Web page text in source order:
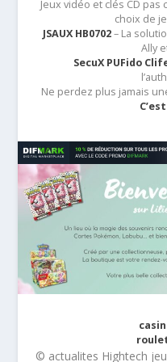
Jeux vidéo et clés CD pas
choix de
JSAUX HB0702– La
Ally
SecuX PUFido
Ne perdez plus jamais
© actualites Hightech